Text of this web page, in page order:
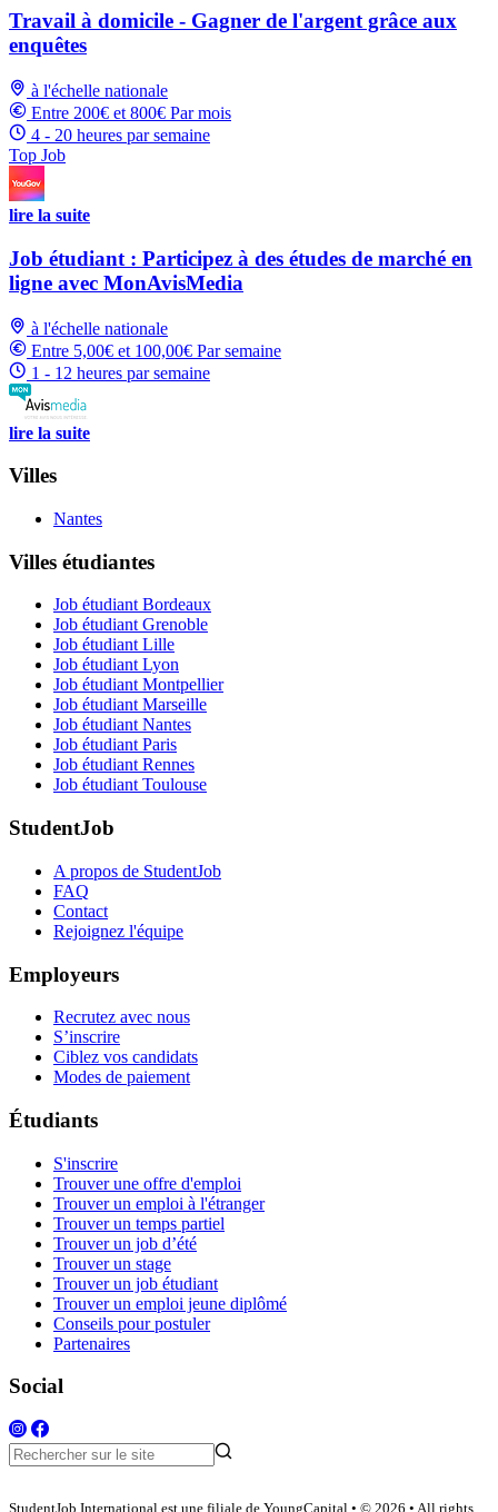
Travail à domicile - Gagner de l'argent grâce aux
enquêtes
à l'échelle nationale
Entre 200€ et 800€ Par mois
4 - 20 heures par semaine
Top Job
lire la suite
Job étudiant : Participez à des études de marché en
ligne avec MonAvisMedia
à l'échelle nationale
Entre 5,00€ et 100,00€ Par semaine
1 - 12 heures par semaine
lire la suite
Villes
Nantes
Villes étudiantes
Job étudiant Bordeaux
Job étudiant Grenoble
Job étudiant Lille
Job étudiant Lyon
Job étudiant Montpellier
Job étudiant Marseille
Job étudiant Nantes
Job étudiant Paris
Job étudiant Rennes
Job étudiant Toulouse
StudentJob
A propos de StudentJob
FAQ
Contact
Rejoignez l'équipe
Employeurs
Recrutez avec nous
S’inscrire
Ciblez vos candidats
Modes de paiement
Étudiants
S'inscrire
Trouver une offre d'emploi
Trouver un emploi à l'étranger
Trouver un temps partiel
Trouver un job d’été
Trouver un stage
Trouver un job étudiant
Trouver un emploi jeune diplômé
Conseils pour postuler
Partenaires
Social
StudentJob International est une filiale de YoungCapital • © 2026 • All rights